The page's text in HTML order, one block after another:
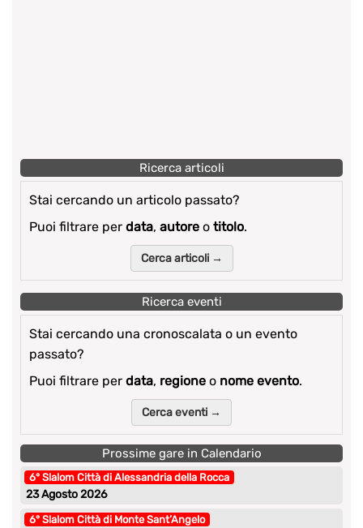
Ricerca articoli
Stai cercando un articolo passato?
Puoi filtrare per data, autore o titolo.
Cerca articoli →
Ricerca eventi
Stai cercando una cronoscalata o un evento
passato?
Puoi filtrare per data, regione o nome evento.
Cerca eventi →
Prossime gare in Calendario
6° Slalom Città di Alessandria della Rocca
23 Agosto 2026
6° Slalom Città di Monte Sant’Angelo